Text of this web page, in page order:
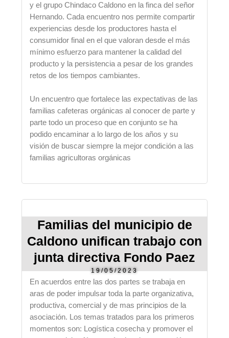
y el grupo Chindaco Caldono en la finca del señor
Hernando. Cada encuentro nos permite compartir
experiencias desde los productores hasta el
consumidor final en el que valoran desde el más
mínimo esfuerzo para mantener la calidad del
producto y la persistencia a pesar de los grandes
retos de los tiempos cambiantes.
Un encuentro que fortalece las expectativas de las
familias cafeteras orgánicas al conocer de parte y
parte todo un proceso que en conjunto se ha
podido encaminar a lo largo de los años y su
visión de buscar siempre la mejor condición a las
familias agricultoras orgánicas
Familias del municipio de
Caldono unifican trabajo con
junta directiva Fondo Paez
19/05/2023
En acuerdos entre las dos partes se trabaja en
aras de poder impulsar toda la parte organizativa,
productiva, comercial y de mas principios de la
asociación. Los temas tratados para los primeros
momentos son: Logística cosecha y promover el